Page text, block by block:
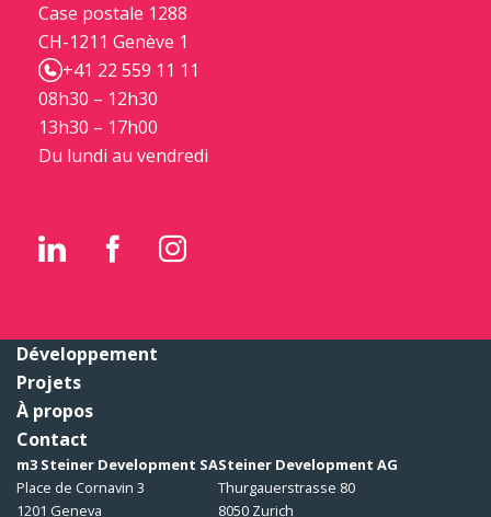
Case postale 1288
CH-1211 Genève 1
+41 22 559 11 11
08h30 – 12h30
13h30 – 17h00
Du lundi au vendredi
Développement
Projets
À propos
Contact
m3 Steiner Development SA
Place de Cornavin 3
1201 Geneva
Steiner Development AG
Thurgauerstrasse 80
8050 Zurich